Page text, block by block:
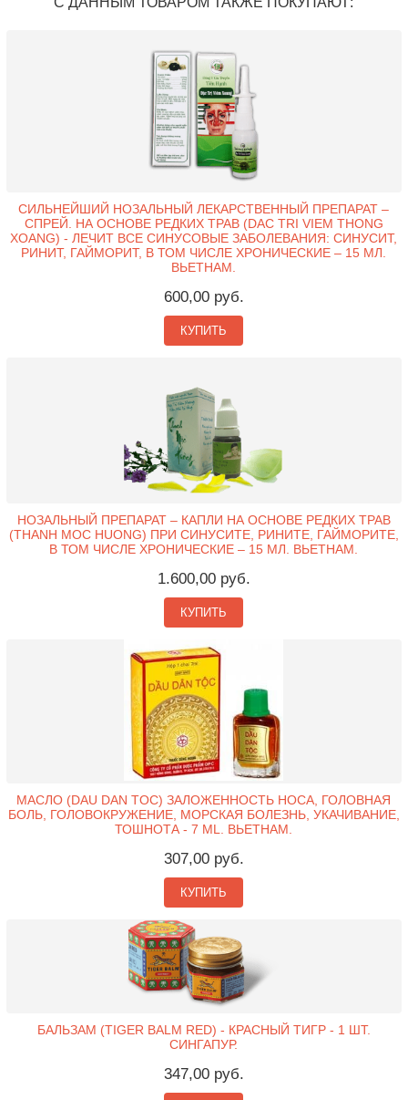
СИЛЬНЕЙШИЙ НОЗАЛЬНЫЙ ЛЕКАРСТВЕННЫЙ ПРЕПАРАТ –
СПРЕЙ. НА ОСНОВЕ РЕДКИХ ТРАВ (DAC TRI VIEM THONG
XOANG) - ЛЕЧИТ ВСЕ СИНУСОВЫЕ ЗАБОЛЕВАНИЯ: СИНУСИТ,
РИНИТ, ГАЙМОРИТ, В ТОМ ЧИСЛЕ ХРОНИЧЕСКИЕ – 15 МЛ.
ВЬЕТНАМ.
600,00 руб.
КУПИТЬ
НОЗАЛЬНЫЙ ПРЕПАРАТ – КАПЛИ НА ОСНОВЕ РЕДКИХ ТРАВ
(THANH MOC HUONG) ПРИ СИНУСИТЕ, РИНИТЕ, ГАЙМОРИТЕ,
В ТОМ ЧИСЛЕ ХРОНИЧЕСКИЕ – 15 МЛ. ВЬЕТНАМ.
1.600,00 руб.
КУПИТЬ
МАСЛО (DAU DAN TOC) ЗАЛОЖЕННОСТЬ НОСА, ГОЛОВНАЯ
БОЛЬ, ГОЛОВОКРУЖЕНИЕ, МОРСКАЯ БОЛЕЗНЬ, УКАЧИВАНИЕ,
ТОШНОТА - 7 ML. ВЬЕТНАМ.
307,00 руб.
КУПИТЬ
БАЛЬЗАМ (TIGER BALM RED) - КРАСНЫЙ ТИГР - 1 ШТ.
СИНГАПУР.
347,00 руб.